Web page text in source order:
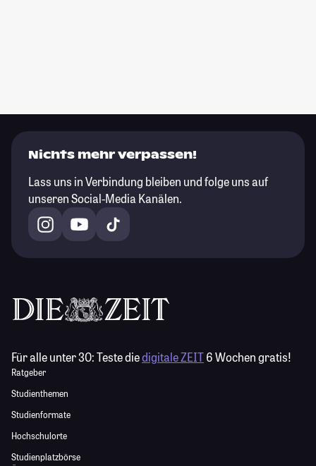
Nichts mehr verpassen!
Lass uns in Verbindung bleiben und folge uns auf
unseren Social-Media Kanälen.
Für alle unter 30:Teste diedigitale ZEIT6 Wochen gratis!
Ratgeber
Studienthemen
Studienformate
Hochschulorte
Studienplatzbörse